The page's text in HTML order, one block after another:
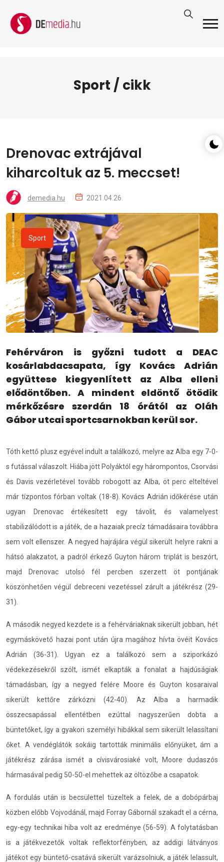
Sport / cikk
Drenovac extrájával
kiharcoltuk az 5. meccset!
demedia.hu 2021.04.26.
Sport
Fehérváron is győzni tudott a DEAC
kosárlabdacsapata, így Kovács Adrián
együttese kiegyenlített az Alba elleni
elődöntőben. A mindent eldöntő ötödik
mérkőzésre szerdán 18 órától az Oláh
Gábor utcai sportcsarnokban kerül sor.
Tóth kettő plusz egyével indult a találkozó, melyre az Alba egy 7-0-
s futással válaszolt. Hiába jött Polyáktól egy hárompontos, Csorvási
és Davis vezérletével tovább robogott az Alba, öt perc elteltével
már tízpontos fórban voltak (18-8). Kovács Adrián időkérése után
ugyan Drenovac értékesített egy távolit, és valamelyest
stabilizálódott is a játék, de a hazaiak precíz támadásaira továbbra
sem volt ellenszer. A negyed hajrájára végül sikerült helyre rakni a
hátsó alakzatot, a padról érkező Guyton három triplát is beszórt,
majd Drenovac utolsó fél percben szerzett öt pontjának
köszönhetően végül debreceni vezetéssel zárult a játékrész (29-
31).
A második negyed kezdete is a fehérváriaknak sikerült jobban, hét
egymáskövető hazai pont után újra magához hívta övéit Kovács
Adrián (36-31). Ugyan ez a találkozó sem a sziporkázó
védekezésekről szólt, ismét elkapták a fonalat a hajdúságiak
támadásban, így a negyed felére Moore és Guyton kosaraival
sikerült kettőre zárkózni (42-40). Az Alba a harmadik
összecsapással ellentétben ezúttal nagyszerűen dobta a
büntetőket, így a gyakori személyi hibákkal sem sikerült lelassítani
őket. A vendéglátók sokáig tartották minimális előnyüket, ám a
játékrész zárása ismét a cívisvárosiaké volt, Moore dudaszós
hármasával pedig 50-50-el mehettek az öltözőbe a csapatok.
A fordulás után is becsülettel tüzeltek a felek, de a dobópárbaj
közben előbb Vojvodánál, majd Forray Gábornál szakadt el a cérna,
egy-egy technikai hiba volt az eredménye (56-59). A folytatásban
is a játékvezetők voltak reflektorfényben, az addigi látványos
játékot egy büntető-csatává sikerült varázsolniuk, a játék lelassult,